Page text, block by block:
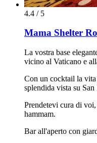
4.4 / 5
Mama Shelter
La vostra base
vicino al Vaticano e
Con un cocktail la
splendida vista su San
Prendetevi cura di
hammam.
Bar all'aperto con